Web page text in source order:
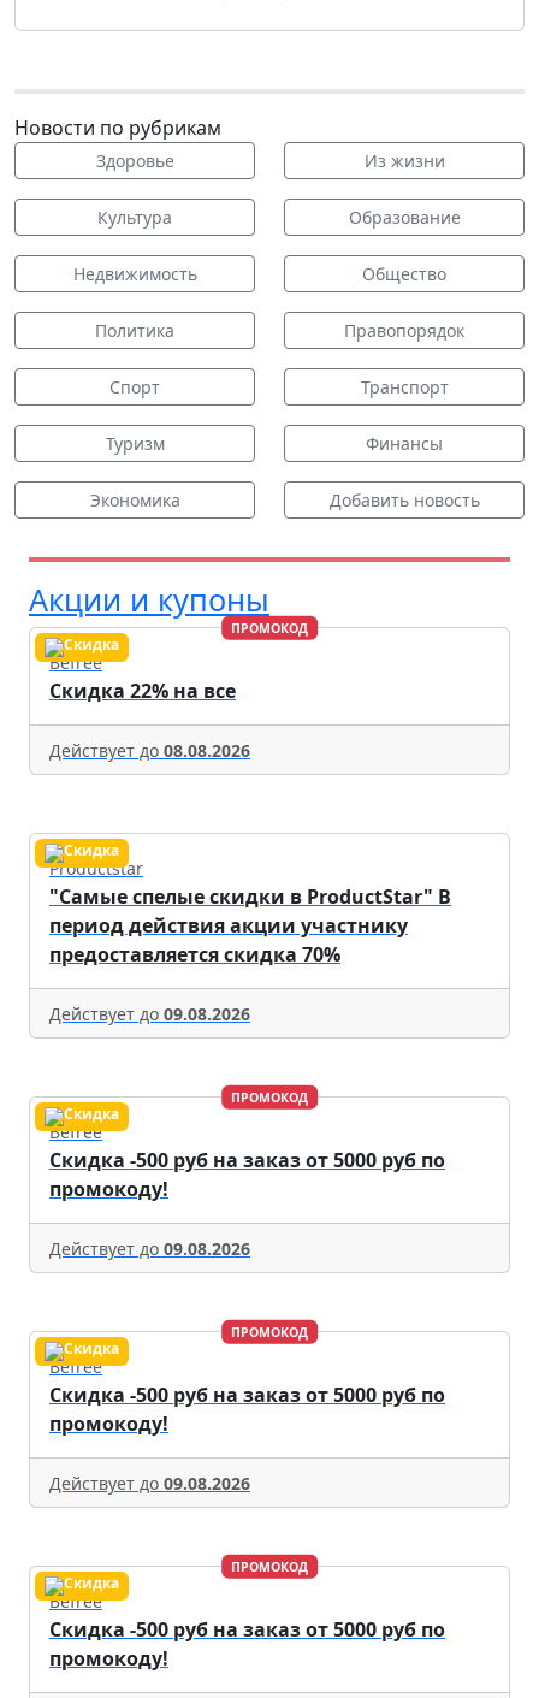
Новости по рубрикам
Здоровье Из жизни
Культура Образование
Недвижимость Общество
Политика Правопорядок
Спорт Транспорт
Туризм Финансы
Экономика Добавить новость
Акции и купоны
ПРОМОКОД
Befree
Скидка 22% на все
Действует до 08.08.2026
Productstar
"Самые спелые скидки в ProductStar" В
период действия акции участнику
предоставляется скидка 70%
Действует до 09.08.2026
ПРОМОКОД
Befree
Скидка -500 руб на заказ от 5000 руб по
промокоду!
Действует до 09.08.2026
ПРОМОКОД
Befree
Скидка -500 руб на заказ от 5000 руб по
промокоду!
Действует до 09.08.2026
ПРОМОКОД
Befree
Скидка -500 руб на заказ от 5000 руб по
промокоду!